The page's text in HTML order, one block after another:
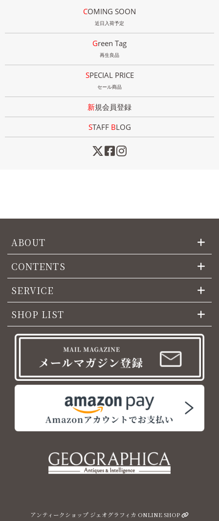
COMING SOON
近日入荷予定
Green Tag
再生良品
SPECIAL PRICE
セール商品
新規会員登録
STAFF BLOG
ABOUT
CONTENTS
SERVICE
SHOP LIST
アンティークショップ ジェオグラフィカ ONLINE SHOP